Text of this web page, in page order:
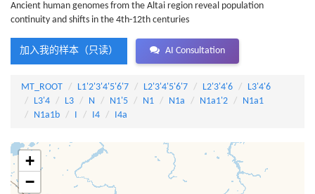
Ancient human genomes from the Altai region reveal population
continuity and shifts in the 4th-12th centuries
加入我的样本（只读） AI Consultation
MT_ROOT L1'2'3'4'5'6'7 L2'3'4'5'6'7 L2'3'4'6
L3'4'6
L3'4
L3 N N1'5 N1 N1a N1a1'2
N1a1
N1a1b
I I4 I4a
+
−